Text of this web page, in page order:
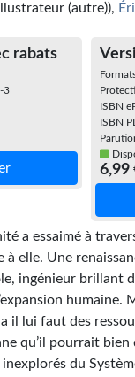
(autre)),
rabats
3
ISBN
ISBN
6,99
a essaimé à
à elle. Une
ingénieur brillant
humaine.
il lui faut des
qu’il pourrait bien
du